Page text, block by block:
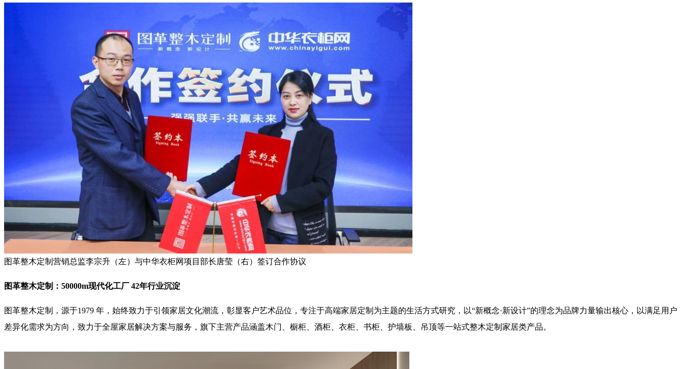
图革整木定制营销总监李宗升（左）与中华衣柜网项目部长唐莹（右）签订合作协议
图革整木定制 ： 50000m现代化工厂 42年行业沉淀
图革整木定制，源于1979 年，始终致力于引领家居文化潮流，彰显客户艺术品位，专注于高端家居定制为主题的生活方式研究，以“新概念·新设计”的理念为品牌力量输出核心，以满足用户
差异化需求为方向，致力于全屋家居解决方案与服务，旗下主营产品涵盖木门、橱柜、酒柜、衣柜、书柜、护墙板、吊顶等一站式整木定制家居类产品。